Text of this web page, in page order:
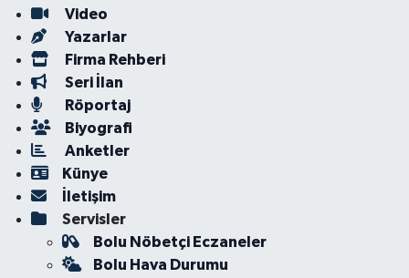
Video
Yazarlar
Firma Rehberi
Seri İlan
Röportaj
Biyografi
Anketler
Künye
İletişim
Servisler
Bolu Nöbetçi Eczaneler
Bolu Hava Durumu